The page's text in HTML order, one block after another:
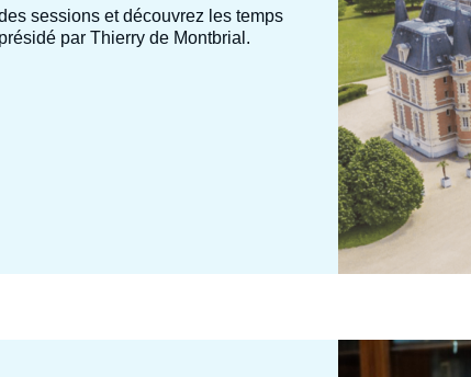
sessions et découvrez les temps
par Thierry de Montbrial.
Image